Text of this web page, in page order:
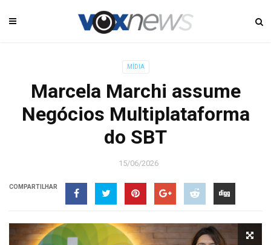
MÍDIA
Marcela Marchi assume
Negócios Multiplataforma
do SBT
15/06/2026
COMPARTILHAR